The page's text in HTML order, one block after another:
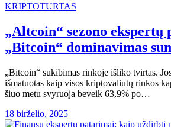
KRIPTOTURTAS
„Altcoin“ sezono ekspertų
„Bitcoin“ dominavimas
„Bitcoin“ sukibimas rinkoje išliko tvirtas.
išmatuotas kaip visos kriptovaliutų rinkos
šiuo metu svyruoja beveik 63,9% po…
18 birželio, 2025